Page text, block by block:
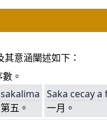
意涵闡述如下：
。
sakalima
第五。
Saka cecaya
一月。